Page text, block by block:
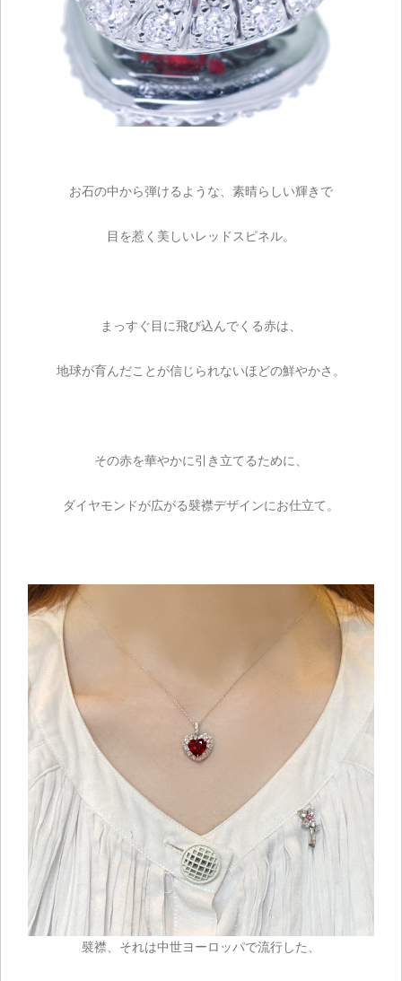
お石の中から弾けるような、素晴らしい輝きで
目を惹く美しいレッドスピネル。
まっすぐ目に飛び込んでくる赤は、
地球が育んだことが信じられないほどの鮮やかさ。
その赤を華やかに引き立てるために、
ダイヤモンドが広がる襞襟デザインにお仕立て。
襞襟、それは中世ヨーロッパで流行した、